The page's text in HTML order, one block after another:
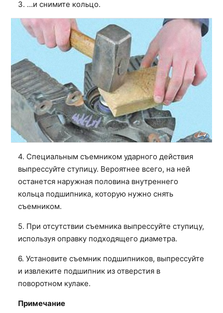
3. …и снимите кольцо.
4. Специальным съемником ударного действия
выпрессуйте ступицу. Вероятнее всего, на ней
останется наружная половина внутреннего
кольца подшипника, которую нужно снять
съемником.
5. При отсутствии съемника выпрессуйте ступицу,
используя оправку подходящего диаметра.
6. Установите съемник подшипников, выпрессуйте
и извлеките подшипник из отверстия в
поворотном кулаке.
Примечание